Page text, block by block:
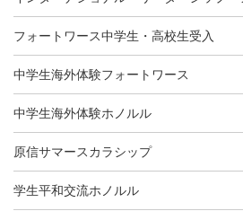
フォートワース中学生・高校生受入
中学生海外体験フォートワース
中学生海外体験ホノルル
原信サマースカラシップ
学生平和交流ホノルル